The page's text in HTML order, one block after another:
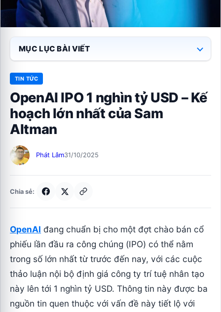
MỤC LỤC BÀI VIẾT
TIN TỨC
OpenAI IPO 1 nghìn tỷ USD – Kế
hoạch lớn nhất của Sam
Altman
Phát Lâm31/10/2025
Chia sẻ:
OpenAI đang chuẩn bị cho một đợt chào bán cổ
phiếu lần đầu ra công chúng (IPO) có thể nằm
trong số lớn nhất từ trước đến nay, với các cuộc
thảo luận nội bộ định giá công ty trí tuệ nhân tạo
này lên tới 1 nghìn tỷ USD. Thông tin này được ba
nguồn tin quen thuộc với vấn đề này tiết lộ với